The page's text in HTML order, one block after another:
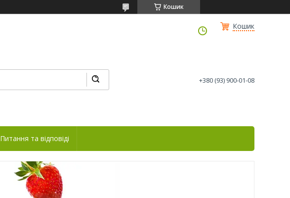
Кошик
Кошик
+380 (93) 900-01-08
Питання та відповіді